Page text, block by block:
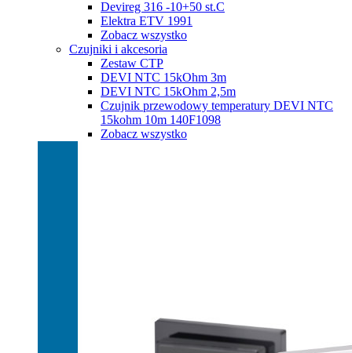
Devireg 316 -10+50 st.C
Elektra ETV 1991
Zobacz wszystko
Czujniki i akcesoria
Zestaw CTP
DEVI NTC 15kOhm 3m
DEVI NTC 15kOhm 2,5m
Czujnik przewodowy temperatury DEVI NTC
15kohm 10m 140F1098
Zobacz wszystko